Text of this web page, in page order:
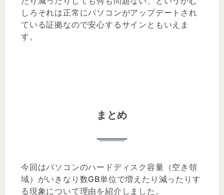
しろそれは正常にパソコンがアップデートされ
ている証拠なので安心するサインともいえま
す。
まとめ
今回はパソコンのハードディスク容量（空き領
域）がいきなり数GB単位で増えたり減ったりす
る現象について理由を紹介しました。